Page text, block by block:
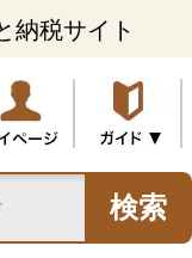
納税サイト
検索